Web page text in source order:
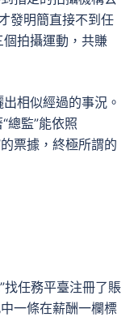
發明簡直接不到任
拍攝運動，共賺
相似經過的事況。
總監”能依照
票據，終極所謂的
找任務平臺注冊了賬
一條在薪酬一欄標